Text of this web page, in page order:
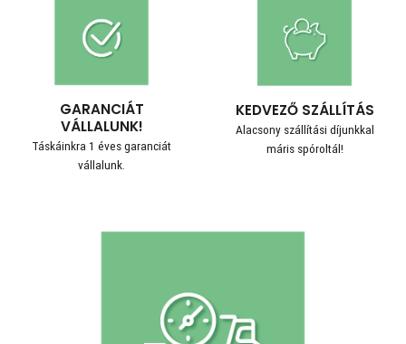
GARANCIÁT
VÁLLALUNK!
Táskáinkra 1 éves garanciát
vállalunk.
KEDVEZŐ SZÁLLÍTÁS
Alacsony szállítási díjunkkal
máris spóroltál!